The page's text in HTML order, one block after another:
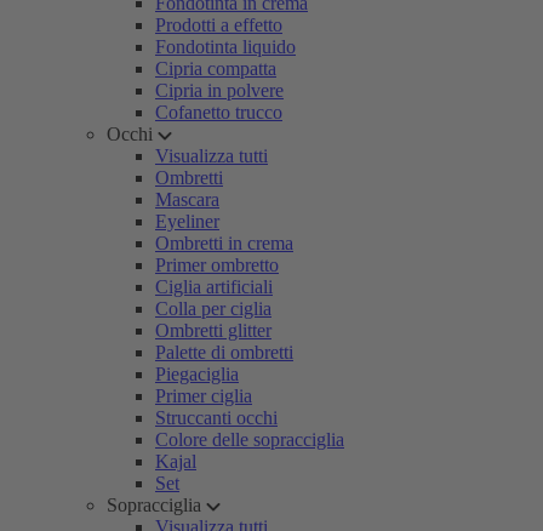
Prodotti a effetto
Fondotinta liquido
Cipria compatta
Cipria in polvere
Cofanetto trucco
Occhi
Visualizza tutti
Ombretti
Mascara
Eyeliner
Ombretti in crema
Primer ombretto
Ciglia artificiali
Colla per ciglia
Ombretti glitter
Palette di ombretti
Piegaciglia
Primer ciglia
Struccanti occhi
Colore delle sopracciglia
Kajal
Set
Sopracciglia
Visualizza tutti